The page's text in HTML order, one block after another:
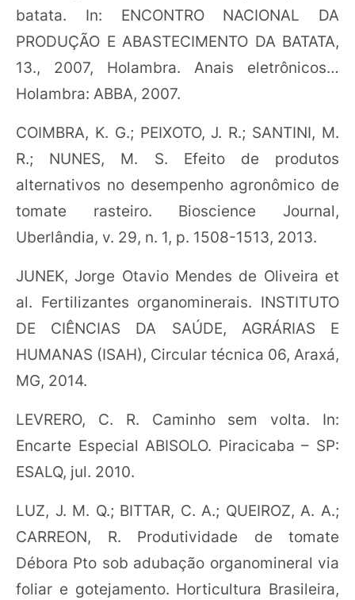
batata. In: ENCONTRO NACIONAL DA
PRODUÇÃO E ABASTECIMENTO DA BATATA,
13., 2007, Holambra. Anais eletrônicos…
Holambra: ABBA, 2007.
COIMBRA, K. G.; PEIXOTO, J. R.; SANTINI, M.
R.; NUNES, M. S. Efeito de produtos
alternativos no desempenho agronômico de
tomate rasteiro. Bioscience Journal,
Uberlândia, v. 29, n. 1, p. 1508-1513, 2013.
JUNEK, Jorge Otavio Mendes de Oliveira et
al. Fertilizantes organominerais. INSTITUTO
DE CIÊNCIAS DA SAÚDE, AGRÁRIAS E
HUMANAS (ISAH), Circular técnica 06, Araxá,
MG, 2014.
LEVRERO, C. R. Caminho sem volta. In:
Encarte Especial ABISOLO. Piracicaba – SP:
ESALQ, jul. 2010.
LUZ, J. M. Q.; BITTAR, C. A.; QUEIROZ, A. A.;
CARREON, R. Produtividade de tomate
Débora Pto sob adubação organomineral via
foliar e gotejamento. Horticultura Brasileira,